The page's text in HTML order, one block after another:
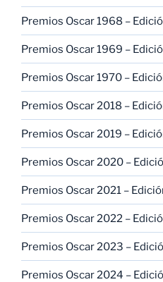
Premios Oscar 1968 –
Premios Oscar 1969 –
Premios Oscar 1970 –
Premios Oscar 2018 –
Premios Oscar 2019 –
Premios Oscar 2020 –
Premios Oscar 2021 –
Premios Oscar 2022 –
Premios Oscar 2023 –
Premios Oscar 2024 –